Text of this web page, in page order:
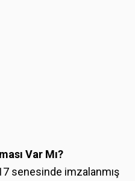
Var Mı?
senesinde imzalanmış